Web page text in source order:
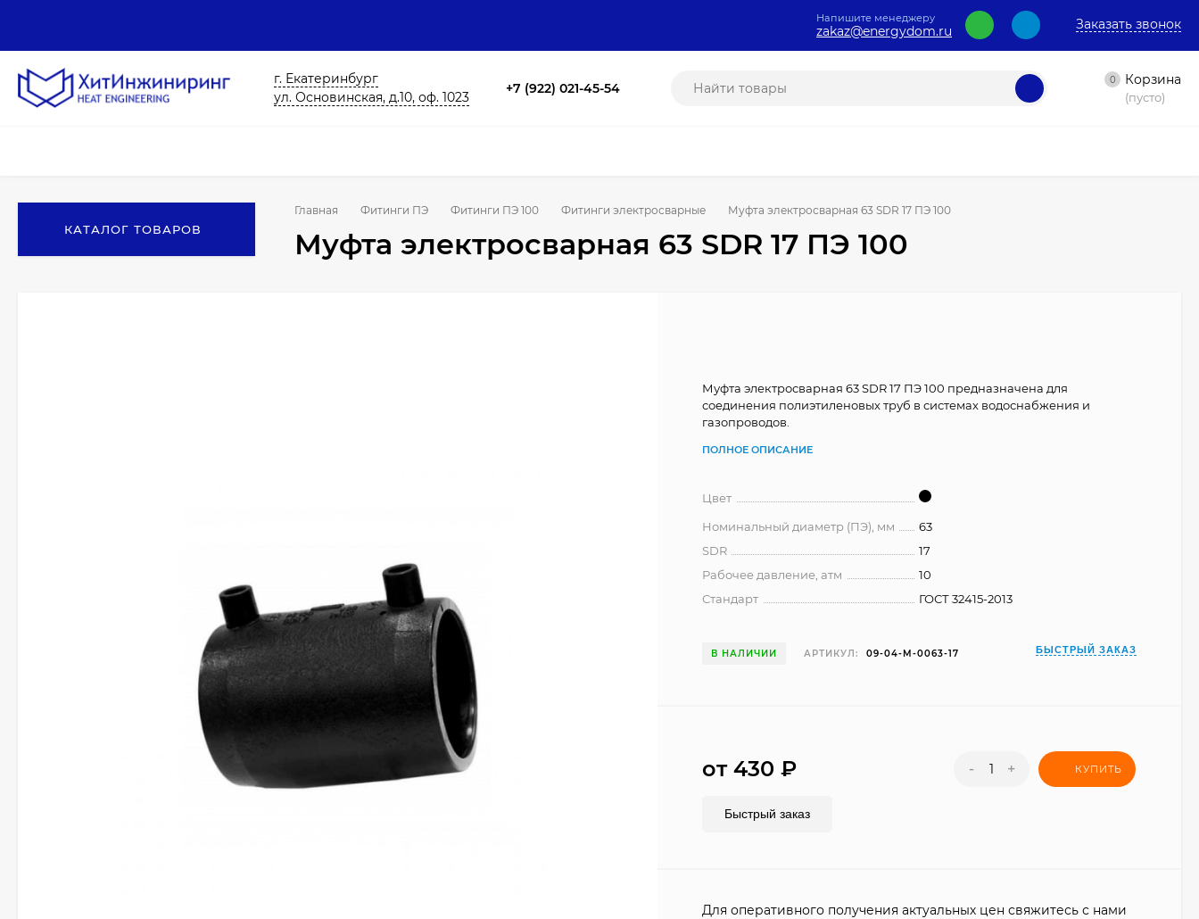
Напишите менеджеру
zakaz@energydom.ru Заказать звонок
г. Екатеринбург
ул. Основинская, д.10, оф. 1023
+7 (922) 021-45-54 0 Корзина
(пусто)
КАТАЛОГ ТОВАРОВ
Главная Фитинги ПЭ Фитинги ПЭ 100 Фитинги электросварные Муфта электросварная 63 SDR 17 ПЭ 100
Муфта электросварная 63 SDR 17 ПЭ 100
Муфта электросварная 63 SDR 17 ПЭ 100 предназначена для
соединения полиэтиленовых труб в системах водоснабжения и
газопроводов.
ПОЛНОЕ ОПИСАНИЕ
Цвет
Номинальный диаметр (ПЭ), мм
63
SDR
17
Рабочее давление, атм
10
Стандарт
ГОСТ 32415-2013
В НАЛИЧИИ АРТИКУЛ: 09-04-M-0063-17 БЫСТРЫЙ ЗАКАЗ
от 430₽ - + КУПИТЬ
Быстрый заказ
Для оперативного получения актуальных цен свяжитесь с нами